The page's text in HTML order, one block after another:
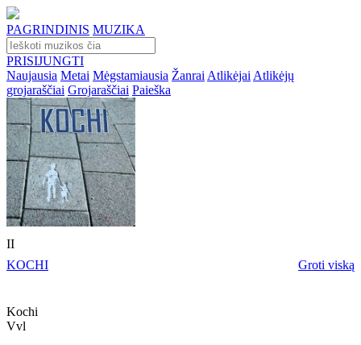
PAGRINDINIS MUZIKA
PRISIJUNGTI
Naujausia Metai Mėgstamiausia Žanrai Atlikėjai Atlikėjų
grojaraščiai Grojaraščiai Paieška
II
KOCHI
Groti viską
Kochi
Vvl